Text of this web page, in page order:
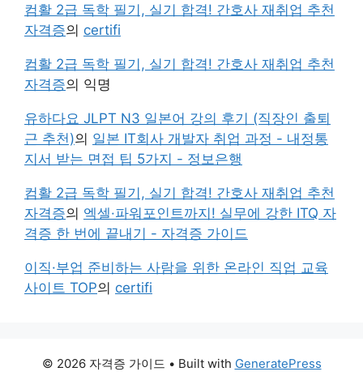
컴활 2급 독학 필기, 실기 합격! 간호사 재취업 추천
자격증의 certifi
컴활 2급 독학 필기, 실기 합격! 간호사 재취업 추천
자격증의 익명
유하다요 JLPT N3 일본어 강의 후기 (직장인 출퇴
근 추천)의 일본 IT회사 개발자 취업 과정 - 내정통
지서 받는 면접 팁 5가지 - 정보은행
컴활 2급 독학 필기, 실기 합격! 간호사 재취업 추천
자격증의 엑셀·파워포인트까지! 실무에 강한 ITQ 자
격증 한 번에 끝내기 - 자격증 가이드
이직·부업 준비하는 사람을 위한 온라인 직업 교육
사이트 TOP의 certifi
© 2026 자격증 가이드 • Built with GeneratePress